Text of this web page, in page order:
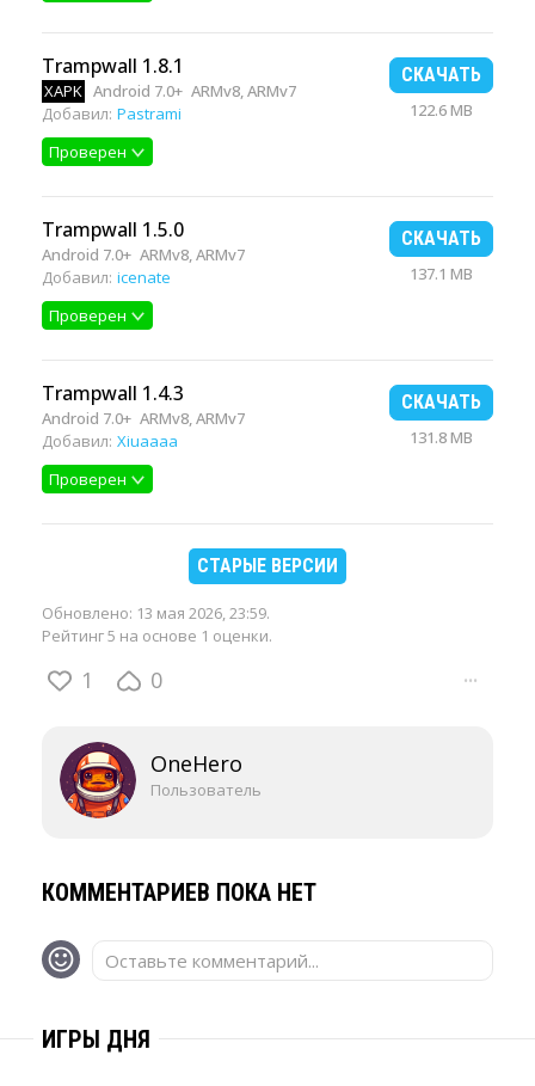
Trampwall 1.8.1
XAPK Android 7.0+ ARMv8, ARMv7
Добавил: Pastrami
Проверен
СКАЧАТЬ
122.6 MB
Trampwall 1.5.0
Android 7.0+ ARMv8, ARMv7
Добавил: icenate
Проверен
СКАЧАТЬ
137.1 MB
Trampwall 1.4.3
Android 7.0+ ARMv8, ARMv7
Добавил: Xiuaaaa
Проверен
СКАЧАТЬ
131.8 MB
СТАРЫЕ ВЕРСИИ
Обновлено: 13 мая 2026, 23:59.
Рейтинг 5 на основе 1 оценки.
1 0 ···
OneHero
Пользователь
КОММЕНТАРИЕВ ПОКА НЕТ
Оставьте комментарий...
ИГРЫ ДНЯ